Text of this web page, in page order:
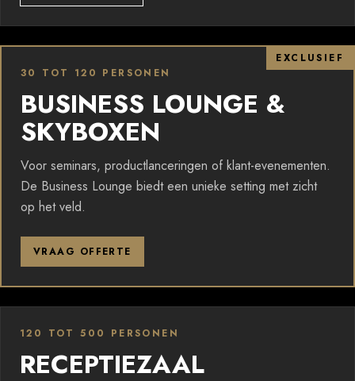
30 TOT 120 PERSONEN
BUSINESS LOUNGE &
SKYBOXEN
Voor seminars, productlanceringen of klant-evenementen.
De Business Lounge biedt een unieke setting met zicht
op het veld.
VRAAG OFFERTE
120 TOT 500 PERSONEN
RECEPTIEZAAL